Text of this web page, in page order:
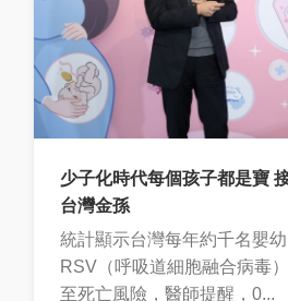
少子化時代每個孩子都是寶
台灣金孫
統計顯示台灣每年約千名嬰
RSV（呼吸道細胞融合病毒
至死亡風險，醫師提醒，0...